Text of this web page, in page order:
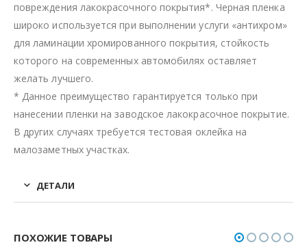
повреждения лакокрасочного покрытия*. Черная пленка
широко используется при выполнении услуги «антихром»
для ламинации хромированного покрытия, стойкость
которого на современных автомобилях оставляет
желать лучшего.
* Данное преимущество гарантируется только при
нанесении пленки на заводское лакокрасочное покрытие.
В других случаях требуется тестовая оклейка на
малозаметных участках.
ДЕТАЛИ
ПОХОЖИЕ ТОВАРЫ